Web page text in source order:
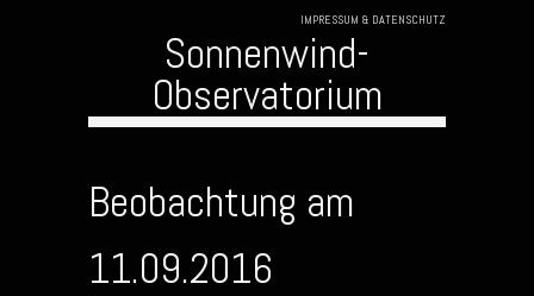
IMPRESSUM & DATENSCHUTZ
Sonnenwind-
Observatorium
Beobachtung am
11.09.2016